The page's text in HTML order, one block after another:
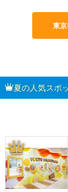
東
夏の人気スポ
1